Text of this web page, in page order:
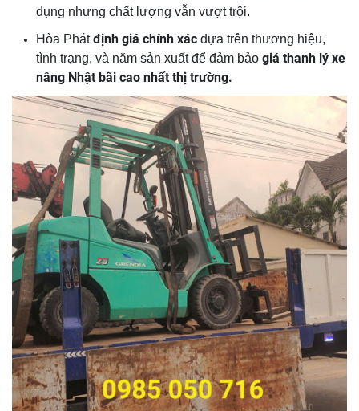
dụng nhưng chất lượng vẫn vượt trội.
Hòa Phátđịnh giá chính xác dựa trên thương hiệu,
tình trạng, và năm sản xuất để đảm bảo giá thanh lý xe
nâng Nhật bãi cao nhất thị trường.